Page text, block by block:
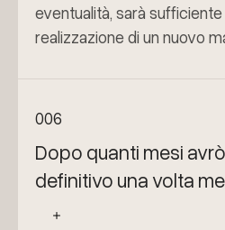
eventualità, sarà
realizzazione di un nuovo
006
Dopo quanti mesi
definitivo una volta